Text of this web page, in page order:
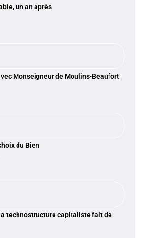
un an après
Monseigneur de Moulins-Beaufort
du Bien
technostructure capitaliste fait de